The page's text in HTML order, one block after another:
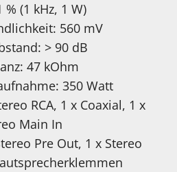
(1 kHz, 1 W)
560 mV
> 90 dB
47 kOhm
350 Watt
RCA, 1 x Coaxial, 1 x
Main In
Pre Out, 1 x Stereo